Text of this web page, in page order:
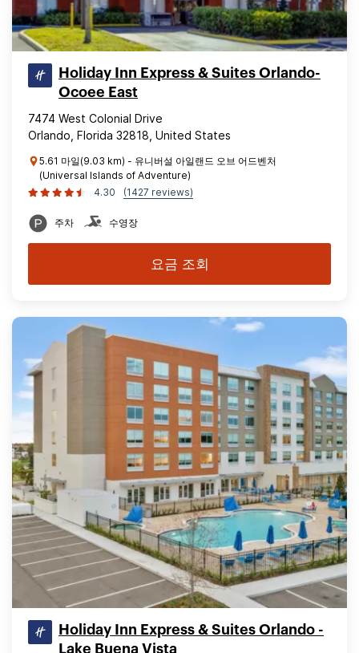
Holiday Inn Express & Suites Orlando-
Ocoee East
7474 West Colonial Drive
Orlando, Florida 32818, United States
5.61 마일(9.03 km) - 유니버설 아일랜드 오브 어드벤처
(Universal Islands of Adventure)
4.30
(1427 reviews)
주차 수영장
요금 조회
Holiday Inn Express & Suites Orlando -
Lake Buena Vista